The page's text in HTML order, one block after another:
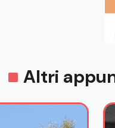
Altri